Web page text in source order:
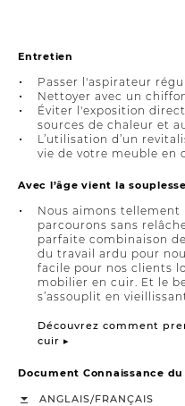
Entretien
Passer l'aspirateur
Nettoyer avec un
Éviter l'exposition
sources de chaleur et
L’utilisation d’un
vie de votre meuble en
Avec l’âge vient la souplesse
Nous aimons tellement
parcourons sans
parfaite combinaison
du travail ardu pour
facile pour nos clients
mobilier en cuir. Et le
s’assouplit en
Découvrez comment
cuir ▸
Document Connaissance
ANGLAIS/FRANÇAIS